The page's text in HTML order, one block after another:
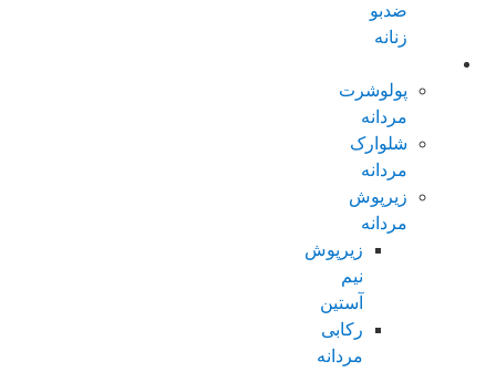
ضدبو
زنانه
پولوشرت
مردانه
شلوارک
مردانه
زیرپوش
مردانه
زیرپوش
نیم
آستین
رکابی
مردانه